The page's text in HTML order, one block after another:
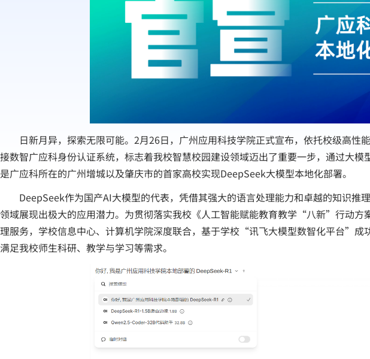
日新月异，探索无限可能。2月26日，广州应用科技学院正式宣布，依托校级高
接数智广应科身份认证系统，标志着我校智慧校园建设领域迈出了重要一步，通过大
是广应科所在的广州增城以及肇庆市的首家高校实现DeepSeek大模型本地化部署。
DeepSeek作为国产AI大模型的代表，凭借其强大的语言处理能力和卓越的知识推
领域展现出极大的应用潜力。为贯彻落实我校《人工智能赋能教育教学“八新”行动方
理服务，学校信息中心、计算机学院深度联合，基于学校“讯飞大模型数智化平台”成
满足我校师生科研、教学与学习等需求。